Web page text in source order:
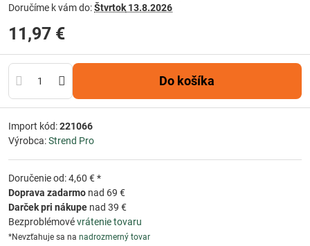
Doručíme k vám do:Štvrtok 13.8.2026
11,97 €
Do košíka
Import kód:221066
Výrobca:Strend Pro
Doručenie od: 4,60 € *
Doprava zadarmo nad 69 €
Darček pri nákupe nad 39 €
Bezproblémovévrátenie tovaru
*Nevzťahuje sa na nadrozmerný tovar